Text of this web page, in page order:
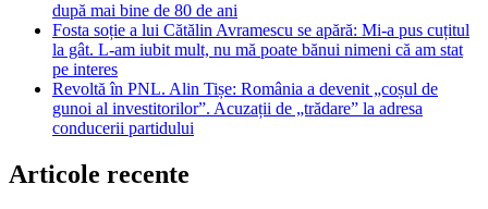
după mai bine de 80 de ani
Fosta soție a lui Cătălin Avramescu se apără: Mi-a pus cuțitul
la gât. L-am iubit mult, nu mă poate bănui nimeni că am stat
pe interes
Revoltă în PNL. Alin Tișe: România a devenit „coșul de
gunoi al investitorilor”. Acuzații de „trădare” la adresa
conducerii partidului
Articole recente